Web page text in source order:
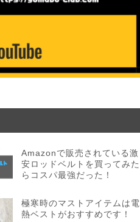
Amazonで販売されている激
安ロッドベルトを買ってみた
らコスパ最強だった！
極寒時のマストアイテムは電
熱ベストがおすすめです！